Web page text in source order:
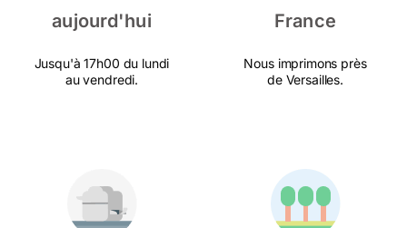
aujourd'hui
Jusqu'à 17h00 du lundi
au vendredi.
France
Nous imprimons près
de Versailles.